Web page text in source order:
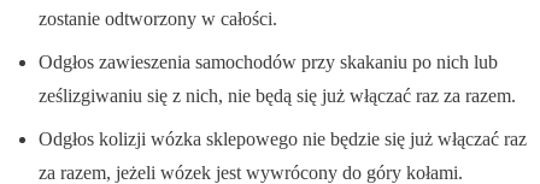
zostanie odtworzony w całości.
Odgłos zawieszenia samochodów przy skakaniu po nich lub
ześlizgiwaniu się z nich, nie będą się już włączać raz za razem.
Odgłos kolizji wózka sklepowego nie będzie się już włączać raz
za razem, jeżeli wózek jest wywrócony do góry kołami.